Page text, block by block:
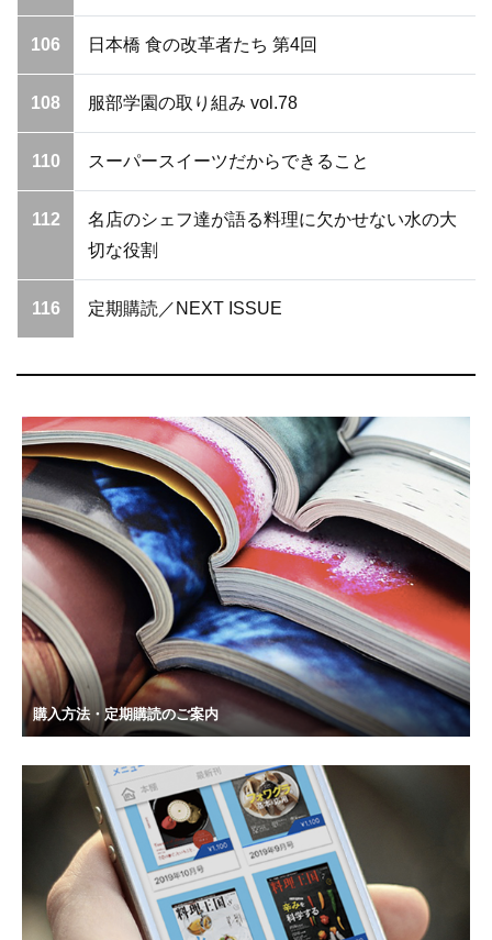
106 日本橋 食の改革者たち 第4回
108 服部学園の取り組み vol.78
110 スーパースイーツだからできること
112
名店のシェフ達が語る料理に欠かせない水の大
切な役割
116 定期購読／NEXT ISSUE
購入方法・定期購読のご案内